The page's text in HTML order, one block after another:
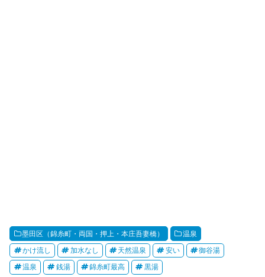
墨田区（錦糸町・両国・押上・本庄吾妻橋） 温泉
かけ流し 加水なし 天然温泉 安い 御谷湯
温泉 銭湯 錦糸町最高 黒湯